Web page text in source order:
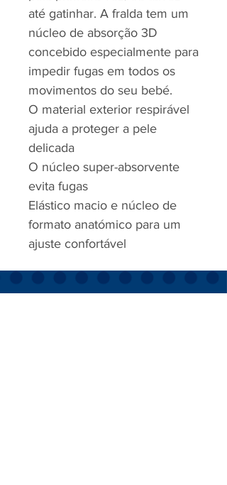
até gatinhar. A fralda tem um
núcleo de absorção 3D
concebido especialmente para
impedir fugas em todos os
movimentos do seu bebé.
O material exterior respirável
ajuda a proteger a pele
delicada
O núcleo super-absorvente
evita fugas
Elástico macio e núcleo de
formato anatómico para um
ajuste confortável